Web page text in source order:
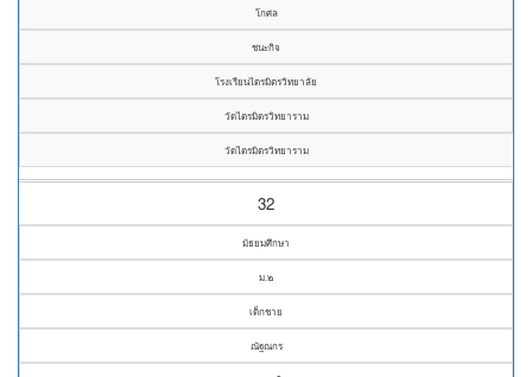
โกศล
ชนะกิจ
โรงเรียนไตรมิตรวิทยาลัย
วัดไตรมิตรวิทยาราม
วัดไตรมิตรวิทยาราม
32
มัธยมศึกษา
ม.๒
เด็กชาย
ณัฐณกร